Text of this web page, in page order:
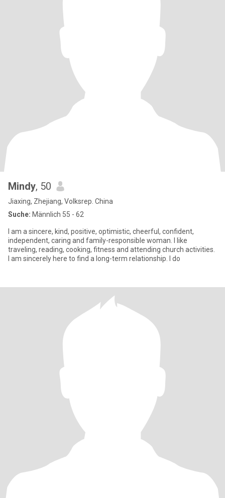
Mindy, 50
Jiaxing, Zhejiang, Volksrep. China
Suche: Männlich 55 - 62
I am a sincere, kind, positive, optimistic, cheerful, confident,
independent, caring and family-responsible woman. I like
traveling, reading, cooking, fitness and attending church activities.
I am sincerely here to find a long-term relationship. I do